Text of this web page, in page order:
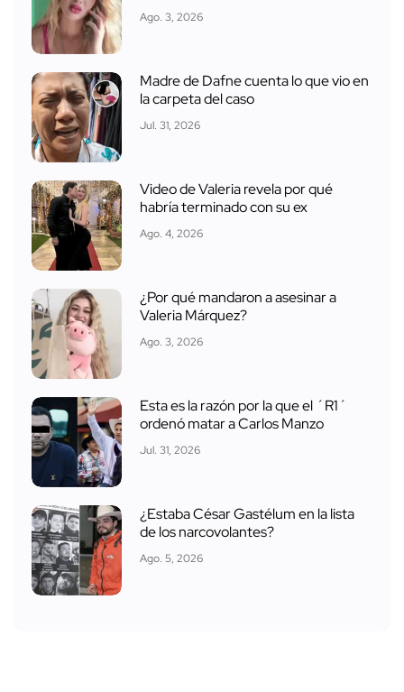
Ago. 3, 2026
Madre de Dafne cuenta lo que vio en
la carpeta del caso
Jul. 31, 2026
Video de Valeria revela por qué
habría terminado con su ex
Ago. 4, 2026
¿Por qué mandaron a asesinar a
Valeria Márquez?
Ago. 3, 2026
Esta es la razón por la que el ´R1´
ordenó matar a Carlos Manzo
Jul. 31, 2026
¿Estaba César Gastélum en la lista
de los narcovolantes?
Ago. 5, 2026